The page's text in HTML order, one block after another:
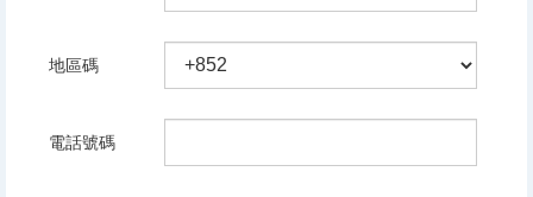
地區碼
電話號碼